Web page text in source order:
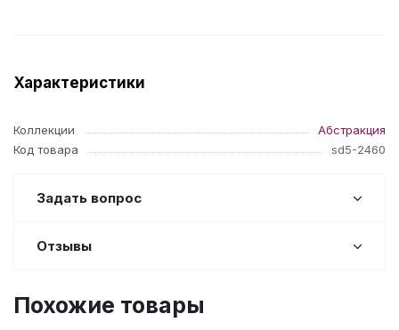
Характеристики
Коллекции
Абстракция
Код товара
sd5-2460
Задать вопрос
Отзывы
Похожие товары